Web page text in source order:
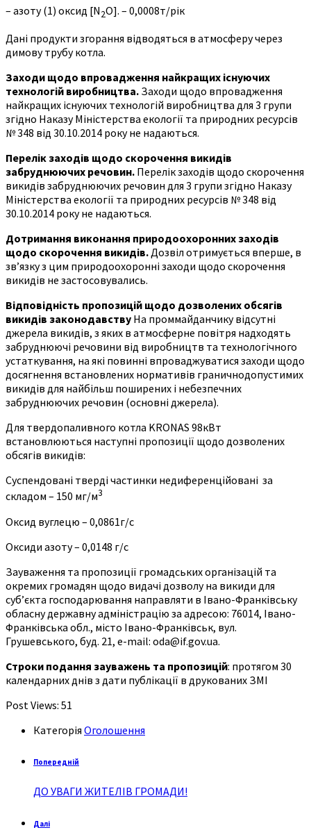
– азоту (1) оксид [N2O]. – 0,0008т/рік
Дані продукти згорання відводяться в атмосферу через
димову трубу котла.
Заходи щодо впровадження найкращих існуючих
технологій виробництва. Заходи щодо впровадження
найкращих існуючих технологій виробництва для 3 групи
згідно Наказу Міністерства екології та природних ресурсів
№ 348 від 30.10.2014 року не надаються.
Перелік заходів щодо скорочення викидів
забруднюючих речовин. Перелік заходів щодо скорочення
викидів забруднюючих речовин для 3 групи згідно Наказу
Міністерства екології та природних ресурсів № 348 від
30.10.2014 року не надаються.
Дотримання виконання природоохоронних заходів
щодо скорочення викидів.Дозвіл отримується вперше, в
зв’язку з цим природоохоронні заходи щодо скорочення
викидів не застосовувались.
Відповідність пропозицій щодо дозволених обсягів
викидів законодавству На проммайданчику відсутні
джерела викидів, з яких в атмосферне повітря надходять
забруднюючі речовини від виробництв та технологічного
устаткування, на які повинні впроваджуватися заходи щодо
досягнення встановлених нормативів граничнодопустимих
викидів для найбільш поширених і небезпечних
забруднюючих речовин (основні джерела).
Для твердопаливного котла KRONAS 98кВт
встановлюються наступні пропозиції щодо дозволених
обсягів викидів:
Суспендовані тверді частинки недиференційовані за
складом – 150 мг/м3
Оксид вуглецю – 0,0861г/с
Оксиди азоту – 0,0148 г/с
Зауваження та пропозиції громадських організацій та
окремих громадян щодо видачі дозволу на викиди для
суб’єкта господарювання направляти в Івано-Франківську
обласну державну адміністрацію за адресою: 76014, Івано-
Франківська обл., місто Івано-Франківськ, вул.
Грушевського, буд. 21, e-mail: oda@if.gov.ua.
Строки подання зауважень та пропозицій: протягом 30
календарних днів з дати публікації в друкованих ЗМІ
Post Views: 51
Категорія Оголошення
Попередній
ДО УВАГИ ЖИТЕЛІВ ГРОМАДИ!
Далі